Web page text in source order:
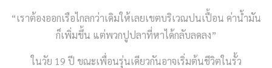
“เราต้องออกเรือไกลกว่าเดิมให้เลยเขตบริเวณปนเปื้อน ค่าน้ำมัน
ก็เพิ่มขึ้น แต่พวกปูปลาที่หาได้กลับลดลง”
ในวัย 19 ปี ขณะเพื่อนรุ่นเดียวกันอาจเริ่มต้นชีวิตในรั้ว